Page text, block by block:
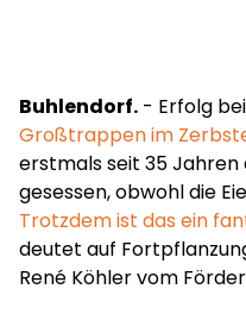
Buhlendorf. - Erfolg
Großtrappen im
erstmals seit 35
gesessen, obwohl die
Trotzdem ist das ein
deutet auf
René Köhler vom